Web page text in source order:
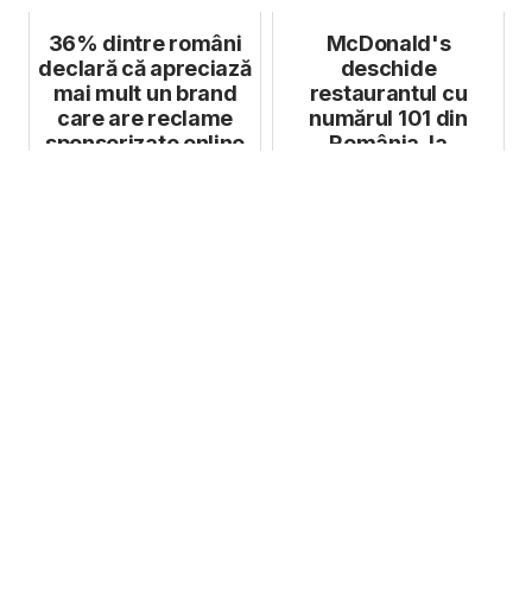
36% dintre români
declară că apreciază
mai mult un brand
care are reclame
sponsorizate online
McDonald's
deschide
restaurantul cu
numărul 101 din
România, la